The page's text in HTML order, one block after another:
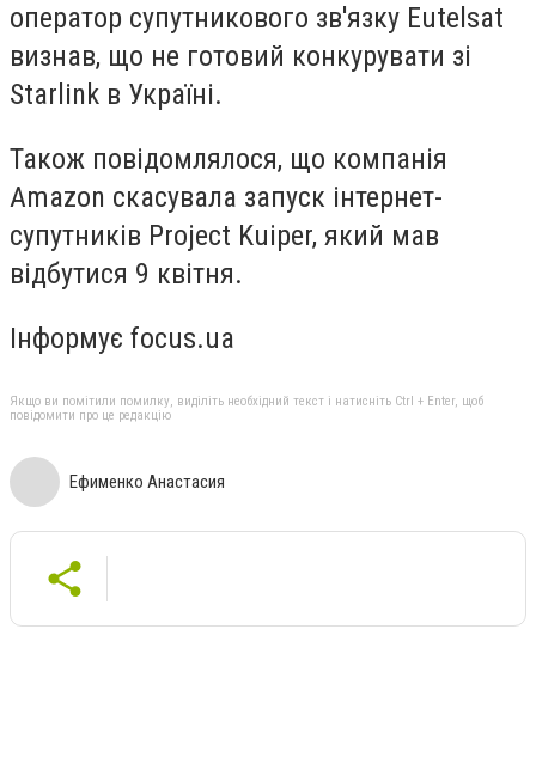
оператор супутникового зв'язку Eutelsat
визнав, що не готовий конкурувати зі
Starlink в Україні.
Також повідомлялося, що компанія
Amazon скасувала запуск інтернет-
супутників Project Kuiper, який мав
відбутися 9 квітня.
Інформує focus.ua
Якщо ви помітили помилку, виділіть необхідний текст і натисніть Ctrl + Enter, щоб
повідомити про це редакцію
Ефименко Анастасия